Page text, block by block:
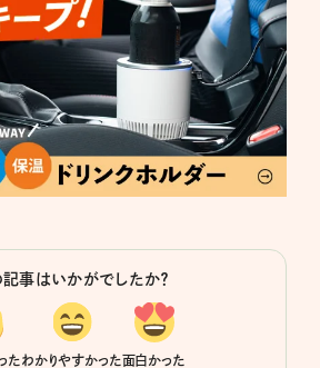
記事はいかがでしたか？
たわかりやすかった面白かった